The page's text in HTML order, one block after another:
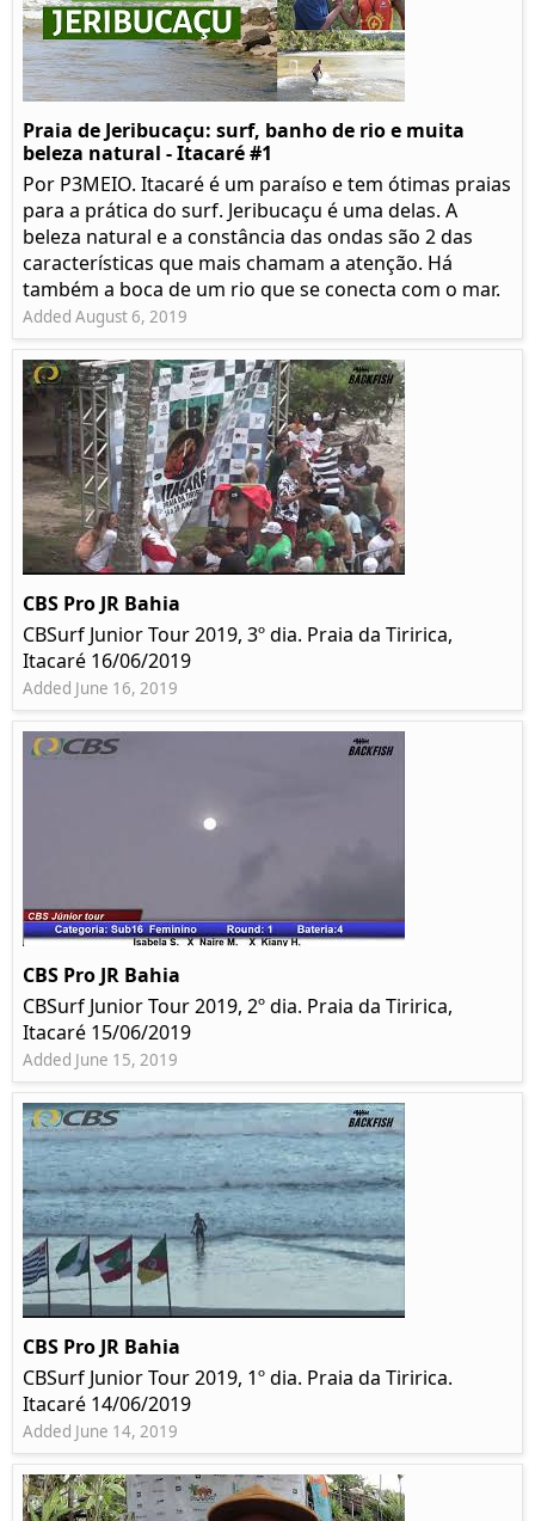
Praia de Jeribucaçu: surf, banho de rio e muita
beleza natural - Itacaré #1
Por P3MEIO. Itacaré é um paraíso e tem ótimas praias
para a prática do surf. Jeribucaçu é uma delas. A
beleza natural e a constância das ondas são 2 das
características que mais chamam a atenção. Há
também a boca de um rio que se conecta com o mar.
Added August 6, 2019
CBS Pro JR Bahia
CBSurf Junior Tour 2019, 3º dia. Praia da Tiririca,
Itacaré 16/06/2019
Added June 16, 2019
CBS Pro JR Bahia
CBSurf Junior Tour 2019, 2º dia. Praia da Tiririca,
Itacaré 15/06/2019
Added June 15, 2019
CBS Pro JR Bahia
CBSurf Junior Tour 2019, 1º dia. Praia da Tiririca.
Itacaré 14/06/2019
Added June 14, 2019